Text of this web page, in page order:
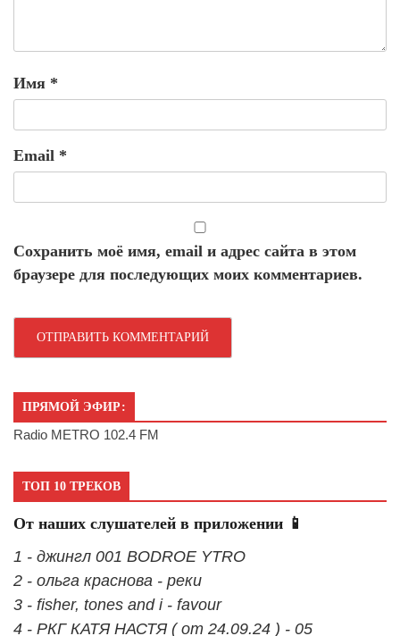
Имя *
Email *
Сохранить моё имя, email и адрес сайта в этом
браузере для последующих моих комментариев.
ПРЯМОЙ ЭФИР:
Radio METRO 102.4 FM
ТОП 10 ТРЕКОВ
От наших слушателей в приложении 📱
1 - джингл 001 BODROE YTRO
2 - ольга краснова - реки
3 - fisher, tones and i - favour
4 - РКГ КАТЯ НАСТЯ ( от 24.09.24 ) - 05